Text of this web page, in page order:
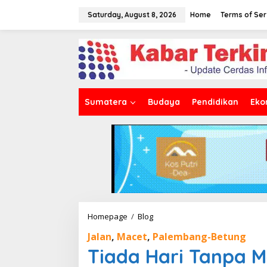
Saturday, August 8, 2026 Home Terms of
Sumatera Budaya Pendidikan
Homepage / Blog
a
d
a
Jalan, Macet, Palembang-Betung
Tiada Hari Tanpa